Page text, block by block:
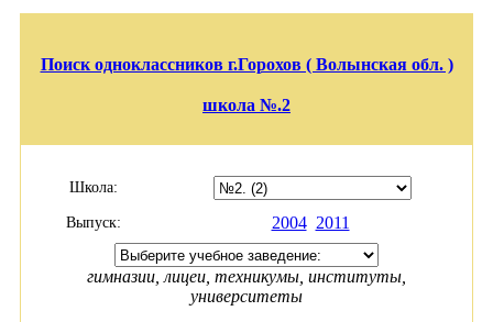
Поиск одноклассников г.Горохов ( Волынская обл. )
школа №.2
Школа:
Выпуск: 2004 2011
гимназии, лицеи, техникумы, институты,
университеты